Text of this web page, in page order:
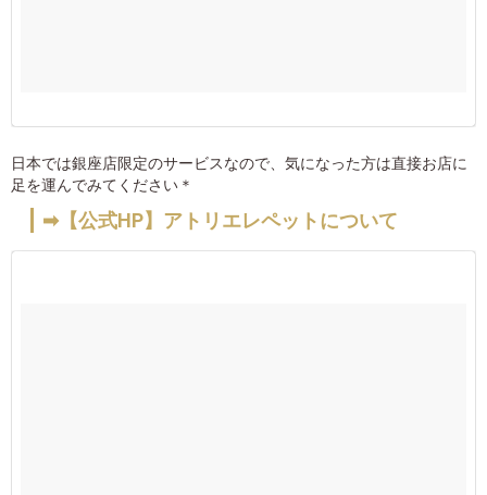
日本では銀座店限定のサービスなので、気になった方は直接お店に
足を運んでみてください＊
➡【公式HP】アトリエレペットについて